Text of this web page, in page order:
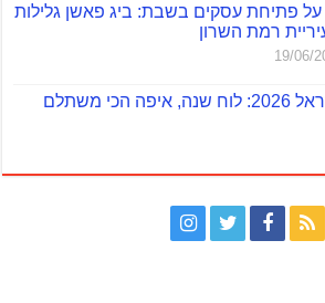
על פתיחת עסקים בשבת: ביג פאשן גלילות
רמת השרון
19/06/
מבצעים בקניונים בישראל 2026: לוח שנה, איפה הכי משתלם